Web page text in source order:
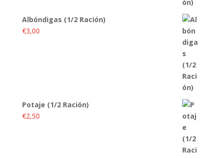
Albóndigas (1/2 Ración)
€3,00
Potaje (1/2 Ración)
€2,50